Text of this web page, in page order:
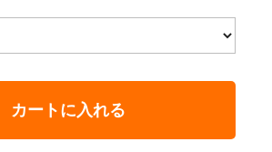
カートに入れる